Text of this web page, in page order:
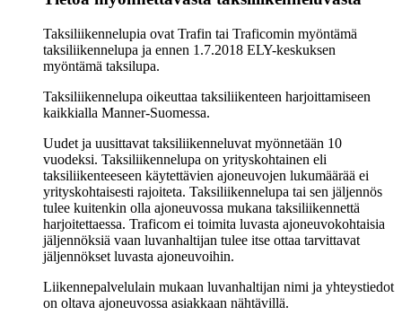
Taksiliikennelupia ovat Trafin tai Traficomin myöntämä
taksiliikennelupa ja ennen 1.7.2018 ELY-keskuksen
myöntämä taksilupa.
Taksiliikennelupa oikeuttaa taksiliikenteen harjoittamiseen
kaikkialla Manner-Suomessa.
Uudet ja uusittavat taksiliikenneluvat myönnetään 10
vuodeksi. Taksiliikennelupa on yrityskohtainen eli
taksiliikenteeseen käytettävien ajoneuvojen lukumäärää ei
yrityskohtaisesti rajoiteta. Taksiliikennelupa tai sen jäljennös
tulee kuitenkin olla ajoneuvossa mukana taksiliikennettä
harjoitettaessa. Traficom ei toimita luvasta ajoneuvokohtaisia
jäljennöksiä vaan luvanhaltijan tulee itse ottaa tarvittavat
jäljennökset luvasta ajoneuvoihin.
Liikennepalvelulain mukaan luvanhaltijan nimi ja yhteystiedot
on oltava ajoneuvossa asiakkaan nähtävillä.